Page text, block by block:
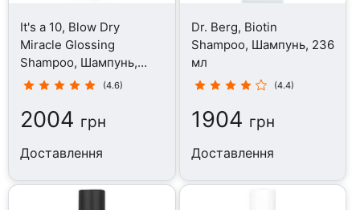
It's a 10, Blow Dry
Miracle Glossing
Shampoo, Шампунь,
295.7 мл
(4.6)
2004 грн
Доставлення
Dr. Berg, Biotin
Shampoo, Шампунь, 236
мл
(4.4)
1904 грн
Доставлення